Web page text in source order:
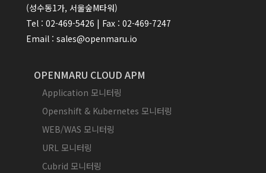
(성수동1가, 서울숲M타워)
Tel : 02-469-5426 | Fax : 02-469-7247
Email : sales@openmaru.io
OPENMARU CLOUD APM
Application 모니터링
Openshift & Kubernetes 모니터링
WEB/WAS 모니터링
URL 모니터링
Cubrid 모니터링